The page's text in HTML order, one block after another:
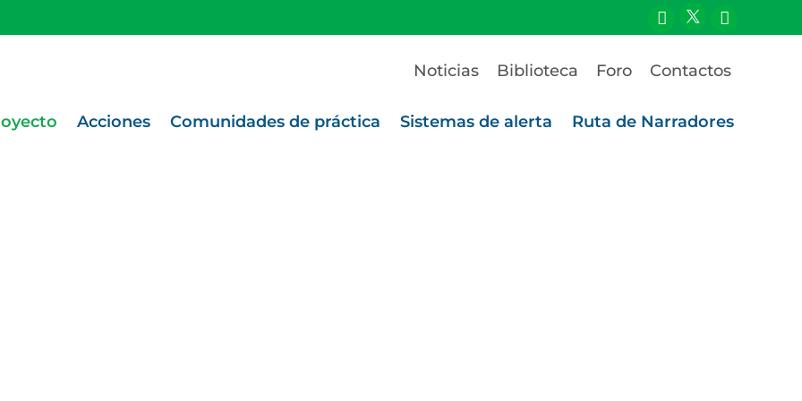
Noticias Biblioteca Foro Contactos
Acciones Comunidades de práctica Sistemas de alerta Ruta de Narradores